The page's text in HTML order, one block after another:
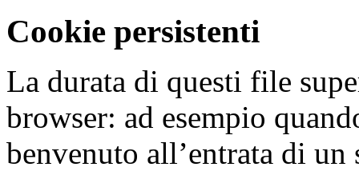
Cookie persistenti
La durata di questi file
browser: ad esempio
benvenuto all’entrata di